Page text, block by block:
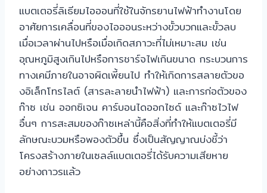
แบตเตอรี่ลิเธียมไอออนที่ใช้ในจักรยานไฟฟ้าทำงานโดย
อาศัยการเคลื่อนที่ของไอออนระหว่างขั้วบวกและขั้วลบ
เมื่อเวลาผ่านไปหรือเมื่อเกิดสภาวะที่ไม่เหมาะสม เช่น
อุณหภูมิสูงเกินไปหรือการชาร์จไฟเกินขนาด กระบวนการ
ทางเคมีภายในอาจผิดเพี้ยนไป ทำให้เกิดการสลายตัวขอ
งอิเล็กโทรไลต์ (สารละลายนำไฟฟ้า) และการก่อตัวของ
ก๊าซ เช่น ออกซิเจน คาร์บอนไดออกไซด์ และก๊าซไวไฟ
อื่นๆ การสะสมของก๊าซเหล่านี้คือสิ่งที่ทำให้แบตเตอรี่มี
ลักษณะบวมหรือพองตัวขึ้น ซึ่งเป็นสัญญาณบ่งชี้ว่า
โครงสร้างภายในเซลล์แบตเตอรี่ได้รับความเสียหาย
อย่างถาวรแล้ว